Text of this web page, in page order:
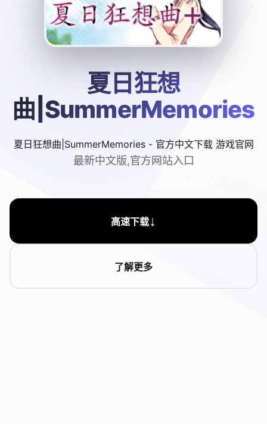
夏日狂想
曲|SummerMemories
夏日狂想曲|SummerMemories - 官方中文下载 游戏官网
最新中文版,官方网站入口
高速下载↓
了解更多